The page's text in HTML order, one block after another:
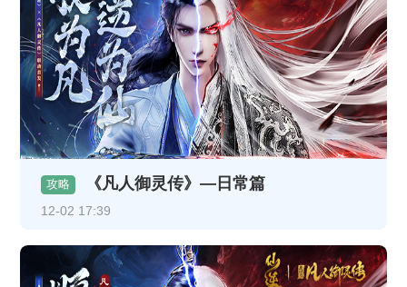
攻略 《凡人御灵传》—日常篇
12-02 17:39